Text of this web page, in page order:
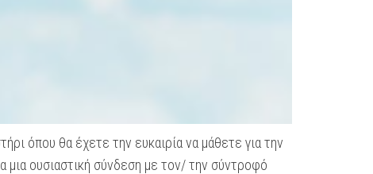
όπου θα έχετε την ευκαιρία να μάθετε για την
μια ουσιαστική σύνδεση με τον/ την σύντροφό